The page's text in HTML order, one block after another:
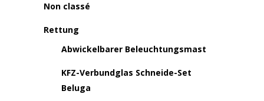
Non classé
Rettung
Abwickelbarer Beleuchtungsmast
KFZ-Verbundglas Schneide-Set
Beluga